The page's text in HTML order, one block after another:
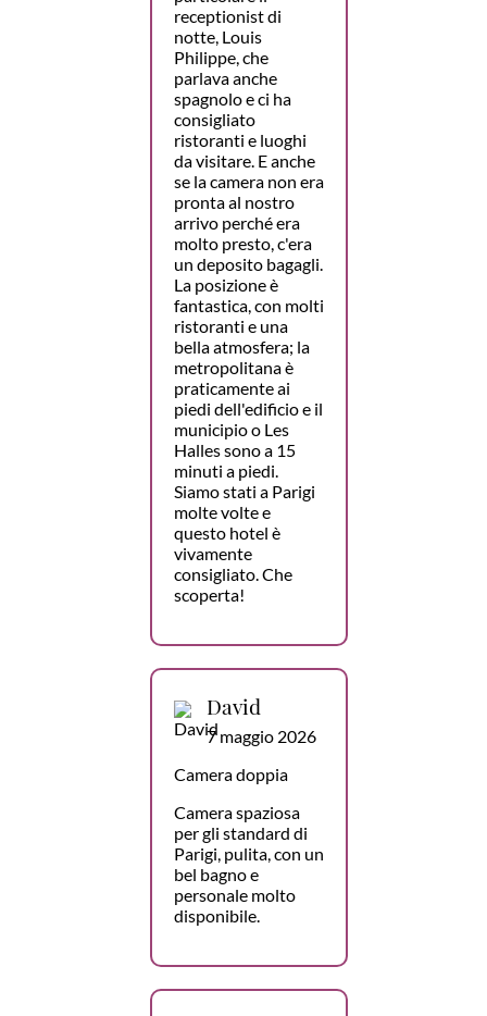
receptionist di
notte, Louis
Philippe, che
parlava anche
spagnolo e ci ha
consigliato
ristoranti e luoghi
da visitare. E anche
se la camera non era
pronta al nostro
arrivo perché era
molto presto, c'era
un deposito bagagli.
La posizione è
fantastica, con molti
ristoranti e una
bella atmosfera; la
metropolitana è
praticamente ai
piedi dell'edificio e il
municipio o Les
Halles sono a 15
minuti a piedi.
Siamo stati a Parigi
molte volte e
questo hotel è
vivamente
consigliato. Che
scoperta!
David
7 maggio 2026
Camera doppia
Camera spaziosa
per gli standard di
Parigi, pulita, con un
bel bagno e
personale molto
disponibile.